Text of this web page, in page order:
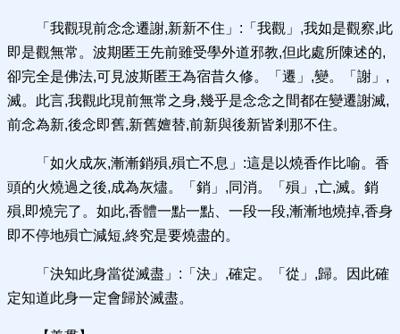
「我觀現前念念遷謝,新新不住」:「我觀」,我如是觀察,此
即是觀無常。波期匿王先前雖受學外道邪教,但此處所陳述的,
卻完全是佛法,可見波斯匿王為宿昔久修。「遷」,變。「謝」,
滅。此言,我觀此現前無常之身,幾乎是念念之間都在變遷謝滅,
前念為新,後念即舊,新舊嬗替,前新與後新皆剎那不住。
「如火成灰,漸漸銷殞,殞亡不息」:這是以燒香作比喻。香
頭的火燒過之後,成為灰燼。「銷」,同消。「殞」,亡,滅。銷
殞,即燒完了。如此,香體一點一點、一段一段,漸漸地燒掉,香身
即不停地殞亡減短,終究是要燒盡的。
「決知此身當從滅盡」:「決」,確定。「從」,歸。因此確
定知道此身一定會歸於滅盡。